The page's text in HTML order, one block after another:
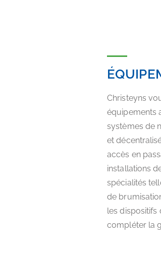
Christeyns
équipements
systèmes de
et
accès en
installations
spécialités
de
les dispositifs
compléter la